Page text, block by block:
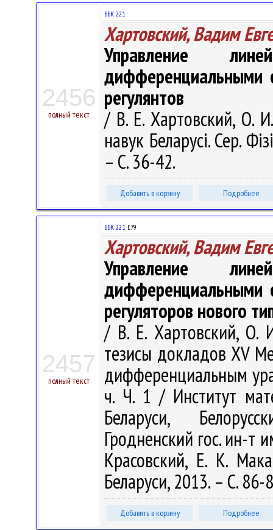
2456
полный текст
ББК 22.1
Хартовский, Вадим
Управление
дифференциальными
регулянтов
/ В. Е. Хартовский, О.
навук Беларусі. Сер.
– С. 36-42.
Добавить в корзину Подробнее
2457
полный текст
ББК 22.1 Е79
Хартовский, Вадим
Управление
дифференциальными
регуляторов нового
/ В. Е. Хартовский, О.
тезисы докладов XV
дифференциальным
ч. Ч. 1 / Институт
Беларуси,
Гродненский гос. ин-т
Красовский, Е. К.
Беларуси, 2013. – С. 86-
Добавить в корзину Подробнее